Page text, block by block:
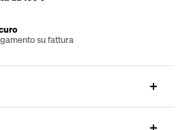
su fattura